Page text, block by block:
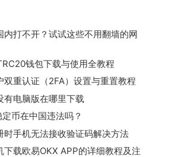
内打不开？试试这些不用翻墙的网
钱包下载与使用全教程
双重认证（2FA）设置与重置教程
有电脑版在哪里下载
币在中国违法吗？
时手机无法接收验证码解决方法
下载欧易OKX APP的详细教程及注